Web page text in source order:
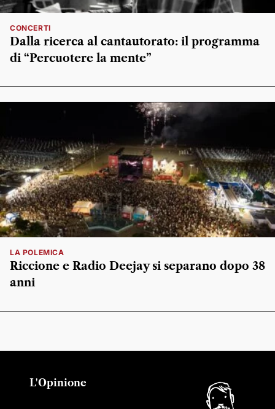
CONCERTI
Dalla ricerca al cantautorato: il programma
di “Percuotere la mente”
LA POLEMICA
Riccione e Radio Deejay si separano dopo 38
anni
L'Opinione